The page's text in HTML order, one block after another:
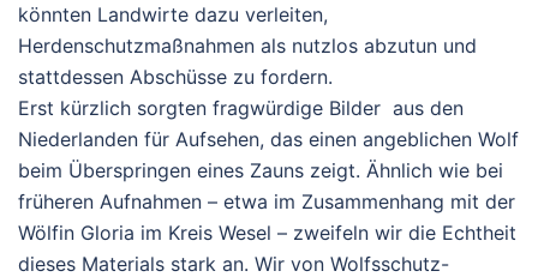
könnten Landwirte dazu verleiten,
Herdenschutzmaßnahmen als nutzlos abzutun und
stattdessen Abschüsse zu fordern.
Erst kürzlich sorgten fragwürdige Bilder aus den
Niederlanden für Aufsehen, das einen angeblichen Wolf
beim Überspringen eines Zauns zeigt. Ähnlich wie bei
früheren Aufnahmen – etwa im Zusammenhang mit der
Wölfin Gloria im Kreis Wesel – zweifeln wir die Echtheit
dieses Materials stark an. Wir von Wolfsschutz-